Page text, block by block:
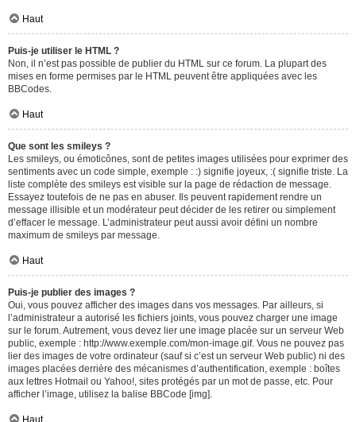
Haut
Puis-je utiliser le HTML ?
Non, il n’est pas possible de publier du HTML sur ce forum. La plupart des
mises en forme permises par le HTML peuvent être appliquées avec les
BBCodes.
Haut
Que sont les smileys ?
Les smileys, ou émoticônes, sont de petites images utilisées pour exprimer des
sentiments avec un code simple, exemple : :) signifie joyeux, :( signifie triste. La
liste complète des smileys est visible sur la page de rédaction de message.
Essayez toutefois de ne pas en abuser. Ils peuvent rapidement rendre un
message illisible et un modérateur peut décider de les retirer ou simplement
d’effacer le message. L’administrateur peut aussi avoir défini un nombre
maximum de smileys par message.
Haut
Puis-je publier des images ?
Oui, vous pouvez afficher des images dans vos messages. Par ailleurs, si
l’administrateur a autorisé les fichiers joints, vous pouvez charger une image
sur le forum. Autrement, vous devez lier une image placée sur un serveur Web
public, exemple : http://www.exemple.com/mon-image.gif. Vous ne pouvez pas
lier des images de votre ordinateur (sauf si c’est un serveur Web public) ni des
images placées derrière des mécanismes d’authentification, exemple : boîtes
aux lettres Hotmail ou Yahoo!, sites protégés par un mot de passe, etc. Pour
afficher l’image, utilisez la balise BBCode [img].
Haut